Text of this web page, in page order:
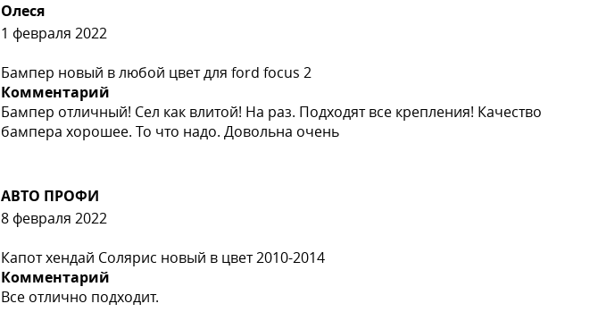
Олеся
1 февраля 2022
Бампер новый в любой цвет для ford focus 2
Комментарий
Бампер отличный! Сел как влитой! На раз. Подходят все крепления! Качество
бампера хорошее. То что надо. Довольна очень
АВТО ПРОФИ
8 февраля 2022
Капот хендай Солярис новый в цвет 2010-2014
Комментарий
Все отлично подходит.